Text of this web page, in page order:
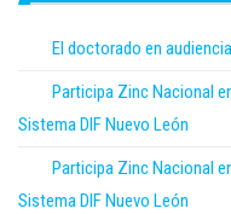
El doctorado en
Participa Zinc Nacional
Sistema DIF Nuevo León
Participa Zinc Nacional
Sistema DIF Nuevo León